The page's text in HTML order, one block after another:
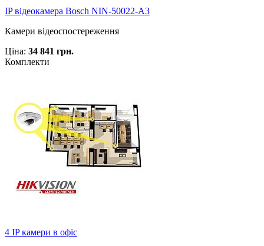
IP відеокамера Bosch NIN-50022-A3
Камери відеоспостереження
Ціна: 34 841 грн.
Комплекти
4 IP камери в офіс